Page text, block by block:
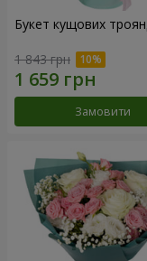
Букет кущових
1 843 грн
Замовити